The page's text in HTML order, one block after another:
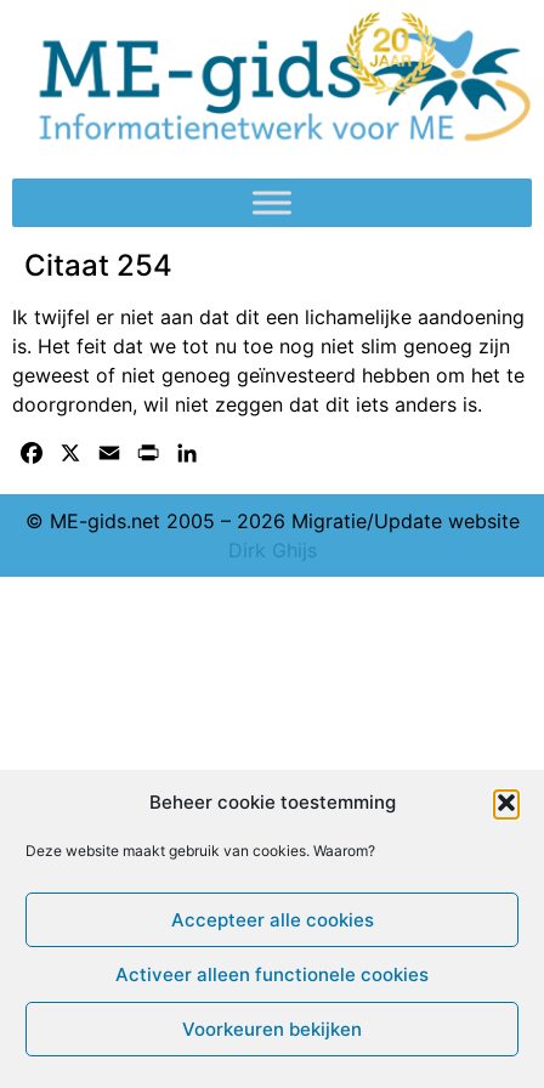
Beheer cookie toestemming
Deze website maakt gebruik van cookies. Waarom?
Accepteer alle cookies
Activeer alleen functionele cookies
Voorkeuren bekijken
Citaat 254
Ik twijfel er niet aan dat dit een lichamelijke aandoening
is. Het feit dat we tot nu toe nog niet slim genoeg zijn
geweest of niet genoeg geïnvesteerd hebben om het te
doorgronden, wil niet zeggen dat dit iets anders is.
Facebook Email Print
© ME-gids.net 2005 – 2026 Migratie/Update website
Dirk Ghijs